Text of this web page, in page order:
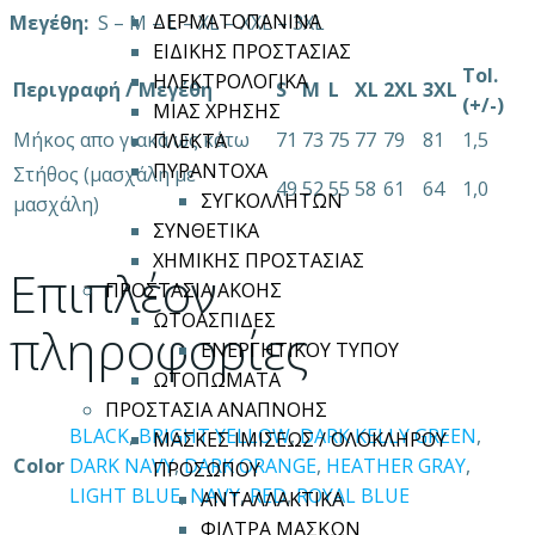
ΔΕΡΜΑΤΟΠΑΝΙΝΑ
ΕΙΔΙΚΗΣ ΠΡΟΣΤΑΣΙΑΣ
ΗΛΕΚΤΡΟΛΟΓΙΚΑ
ΜΙΑΣ ΧΡΗΣΗΣ
ΠΛΕΚΤΑ
ΠΥΡΑΝΤΟΧΑ
ΣΥΓΚΟΛΛΗΤΩΝ
ΣΥΝΘΕΤΙΚΑ
ΧΗΜΙΚΗΣ ΠΡΟΣΤΑΣΙΑΣ
ΠΡΟΣΤΑΣΙΑ ΑΚΟΗΣ
ΩΤΟΑΣΠΙΔΕΣ
ΕΝΕΡΓΗΤΙΚΟΥ ΤΥΠΟΥ
ΩΤΟΠΩΜΑΤΑ
ΠΡΟΣΤΑΣΙΑ ΑΝΑΠΝΟΗΣ
ΜΑΣΚΕΣ ΙΜΙΣΕΩΣ / ΟΛΟΚΛΗΡΟΥ
ΠΡΟΣΩΠΟΥ
ΑΝΤΑΛΛΑΚΤΙΚΑ
ΦΙΛΤΡΑ ΜΑΣΚΩΝ
Μεγέθη: S – M – L – XL – XXL – 3XL
Περιγραφή / Μεγέθη S M L XL 2XL 3XL
Tol.
(+/-)
Μήκος απο γιακά ως κάτω
71 73 75 77 79 81
1,5
Στήθος (μασχάλη με
μασχάλη)
49 5255 58 61 64 1,0
Επιπλέον
πληροφορίες
Color
BLACK,BRIGHT YELLOW,DARK KELLY GREEN,
DARK NAVY,DARK ORANGE, HEATHER GRAY,
LIGHT BLUE,NAVY,RED,ROYAL BLUE